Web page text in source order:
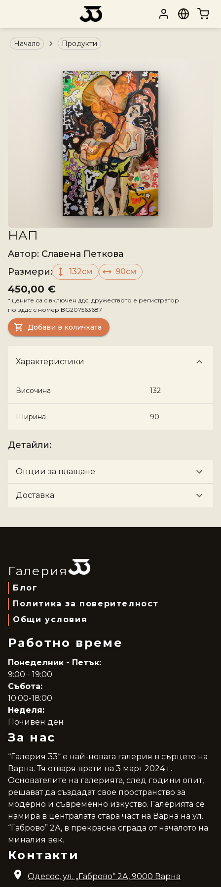
Начало Продукти
НАП
Aвтор: Славена Петкова
Размери: 132см 90см
450,00 €
* цените са с включен ддс. дружеството е регистратор
по зддс с номер BG207563687
Добави в количката
Характеристики
Височина 132
Ширина 90
Детайли:
Опции за плащане
Доставка
Галерия
Блог
Политика за поверителност
Общи условия
Работно време
Понеделник - Петък:
9:00 - 19:00
Събота:
10:00-18:00
Неделя:
Почивен ден
За нас
“Галерия 33“ е най-новата галерия в сърцето на
Варна. Тя отваря врати на 3 март 2024 г.
Основателите на галерията, след години опит,
решават да създадат свое пространство за
модерно и съвременно изкуство. Галерията се
намира в централата стара част на Варна на ул.
“Габрово” 2А, в прекрасна сграда от началото на
миналия век.
Контакти
Одесос, ул. „Габрово“ 2A, 9000 Варна